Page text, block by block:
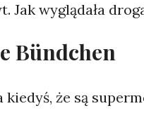
Jak wyglądała
Bündchen
kiedyś, że są